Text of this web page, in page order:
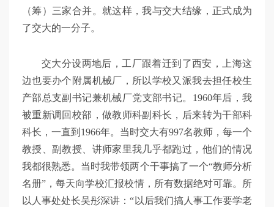
（筹）三家合并。就这样，我与交大结缘，正式成为
了交大的一分子。
交大分设两地后，工厂跟着迁到了西安，上海这
边也要办个附属机械厂，所以学校又派我去担任校生
产部总支副书记兼机械厂党支部书记。1960年后，我
被重新调回校部，做教师科副科长，后来转为干部科
科长，一直到1966年。当时交大有997名教师，每一个
教授、副教授、讲师家里我几乎都跑过，他们的情况
我都很熟悉。当时我带领两个干事搞了一个“教师分析
名册”，每天向学校汇报校情，所有数据绝对可靠。所
以人事处处长吴彤深讲：“以后我们搞人事工作要学老